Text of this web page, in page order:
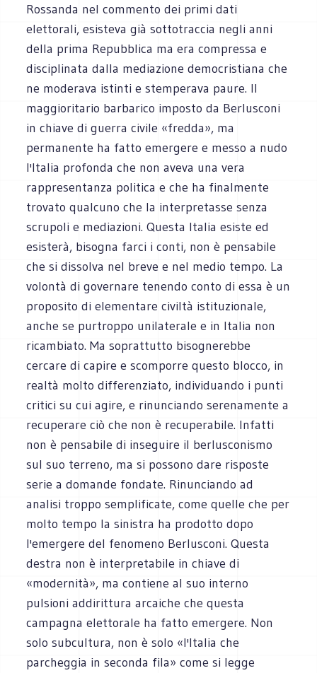
Rossanda nel commento dei primi dati
elettorali, esisteva già sottotraccia negli anni
della prima Repubblica ma era compressa e
disciplinata dalla mediazione democristiana che
ne moderava istinti e stemperava paure. Il
maggioritario barbarico imposto da Berlusconi
in chiave di guerra civile «fredda», ma
permanente ha fatto emergere e messo a nudo
l'Italia profonda che non aveva una vera
rappresentanza politica e che ha finalmente
trovato qualcuno che la interpretasse senza
scrupoli e mediazioni. Questa Italia esiste ed
esisterà, bisogna farci i conti, non è pensabile
che si dissolva nel breve e nel medio tempo. La
volontà di governare tenendo conto di essa è un
proposito di elementare civiltà istituzionale,
anche se purtroppo unilaterale e in Italia non
ricambiato. Ma soprattutto bisognerebbe
cercare di capire e scomporre questo blocco, in
realtà molto differenziato, individuando i punti
critici su cui agire, e rinunciando serenamente a
recuperare ciò che non è recuperabile. Infatti
non è pensabile di inseguire il berlusconismo
sul suo terreno, ma si possono dare risposte
serie a domande fondate. Rinunciando ad
analisi troppo semplificate, come quelle che per
molto tempo la sinistra ha prodotto dopo
l'emergere del fenomeno Berlusconi. Questa
destra non è interpretabile in chiave di
«modernità», ma contiene al suo interno
pulsioni addirittura arcaiche che questa
campagna elettorale ha fatto emergere. Non
solo subcultura, non è solo «l'Italia che
parcheggia in seconda fila» come si legge